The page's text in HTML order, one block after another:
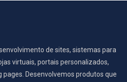
de sites, sistemas para
virtuais, portais personalizados,
Desenvolvemos produtos que